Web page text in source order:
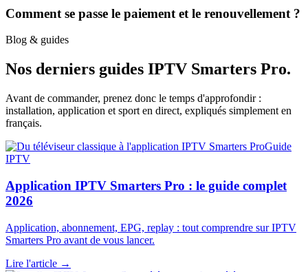
Comment se passe le paiement et le renouvellement ?
Blog & guides
Nos derniers guides IPTV Smarters Pro.
Avant de commander, prenez donc le temps d'approfondir :
installation, application et sport en direct, expliqués simplement en
français.
Guide
IPTV
Application IPTV Smarters Pro : le guide complet
2026
Application, abonnement, EPG, replay : tout comprendre sur IPTV
Smarters Pro avant de vous lancer.
Lire l'article →